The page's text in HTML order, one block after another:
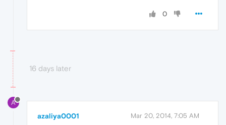
0
16 days later
A
azaliya0001 Mar 20, 2014, 7:05 AM